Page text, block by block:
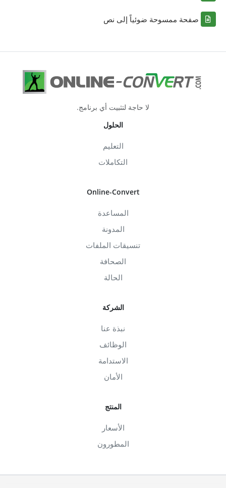
صفحة ممسوحة ضوئياً إلى نص
لا حاجة لتثبيت أي برنامج.
الحلول
التعليم
التكاملات
Online-Convert
المساعدة
المدونة
تنسيقات الملفات
الصحافة
الحالة
الشركة
نبذة عنا
الوظائف
الاستدامة
الأمان
المنتج
الأسعار
المطورون